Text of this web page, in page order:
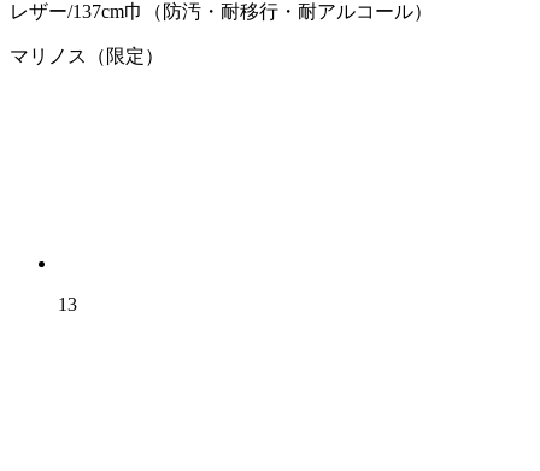
レザー/137cm巾（防汚・耐移行・耐アルコール）
マリノス（限定）
13